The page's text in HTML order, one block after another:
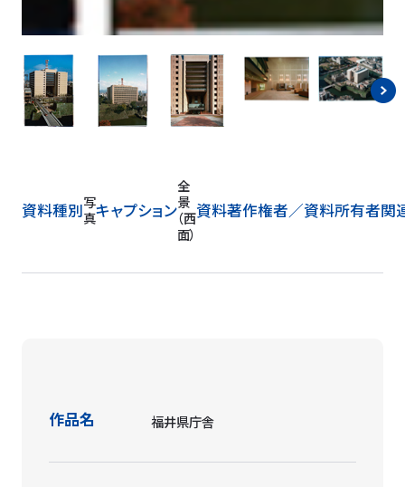
資料種別写
真キャプション
全
景
（西
面）
資料著作権者／資料所有者関
作品名 福井県庁舎